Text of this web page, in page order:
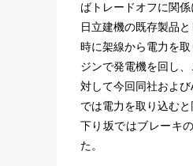
ばトレードオフに関
日立建機の既存製品
時に架線から電力を
ジンで発電機を回し
対して今回同社およ
では電力を取り込む
下り坂ではブレーキ
た。